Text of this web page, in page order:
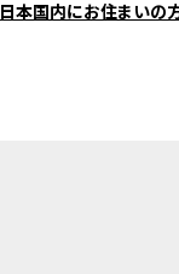
日本国内にお住まいの